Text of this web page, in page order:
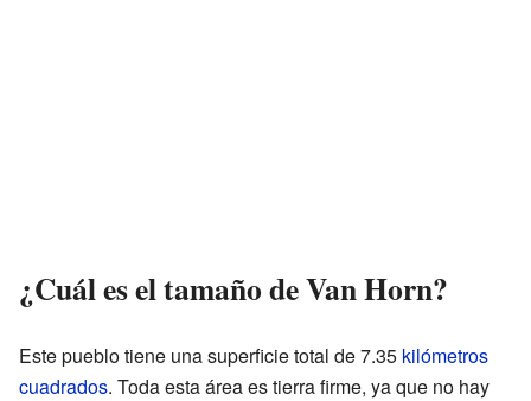
¿Cuál es el tamaño de Van Horn?
Este pueblo tiene una superficie total de 7.35 kilómetros
cuadrados. Toda esta área es tierra firme, ya que no hay